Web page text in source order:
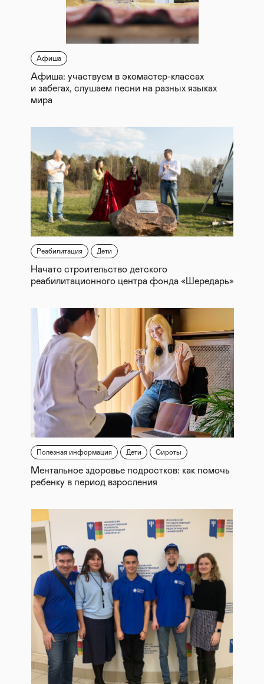
Афиша
Афиша: участвуем в экомастер-классах
и забегах, слушаем песни на разных языках
мира
Реабилитация Дети
Начато строительство детского
реабилитационного центра фонда «Шередарь»
Полезная информация Дети Сироты
Ментальное здоровье подростков: как помочь
ребенку в период взросления